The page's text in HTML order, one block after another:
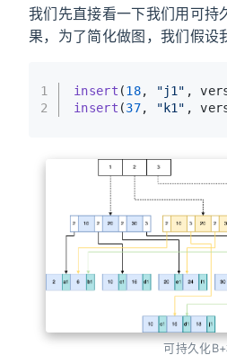
我们先直接看一下我们用可持
果，为了简化做图，我们假设
1
2
insert (18, "j1" ,
insert (37, "k1" ,
可持久化